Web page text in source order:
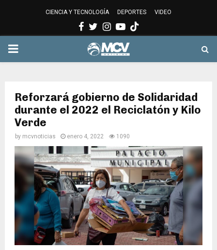
CIENCIA Y TECNOLOGÍA DEPORTES VIDEO
Facebook
Twitter
Instagram
Youtube
PRIMARY
Reforzará gobierno de Solidaridad
durante el 2022 el Reciclatón y Kilo
Verde
by mcvnoticias enero 4, 2022 1090